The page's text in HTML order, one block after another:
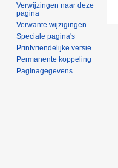
Verwijzingen naar deze
pagina
Verwante wijzigingen
Speciale pagina's
Printvriendelijke versie
Permanente koppeling
Paginagegevens